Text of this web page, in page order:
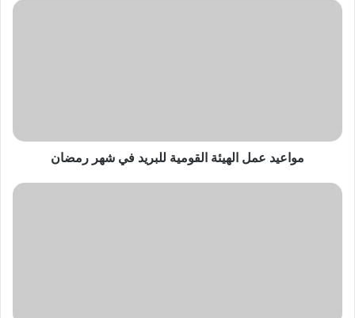
مواعيد
مواعيد عمل الهيئة القومية للبريد في شهر رمضان
مستقبل